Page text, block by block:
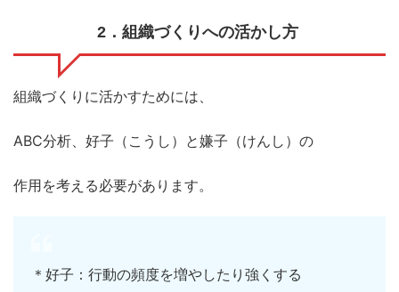
2．組織づくりへの活かし方
組織づくりに活かすためには、
ABC分析 好子（こうし）と嫌子（けんし）の
作用を考える必要があります。
＊好子：行動の頻度を増やしたり強くする